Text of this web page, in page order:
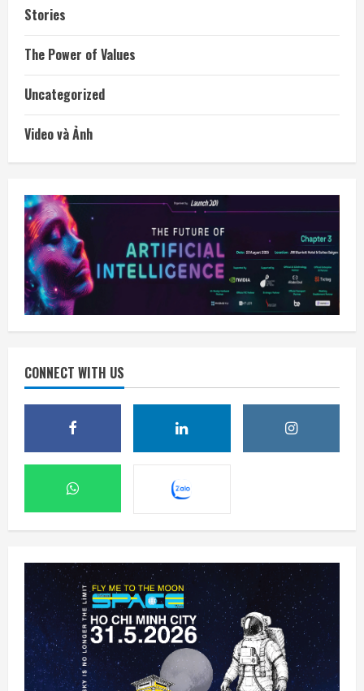
Stories
The Power of Values
Uncategorized
Video và Ảnh
CONNECT WITH US
Mỡ bụng và thiếu vitamin D có thể tăng
gấp đôi nguy cơ tử vong sớm